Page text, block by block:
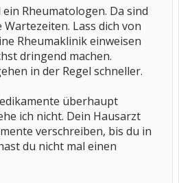
Rheumatologen. Da sind
Lass dich von
Rheumaklinik einweisen
dringend machen.
in der Regel schneller.
überhaupt
ich nicht. Dein Hausarzt
verschreiben, bis du in
du nicht mal einen